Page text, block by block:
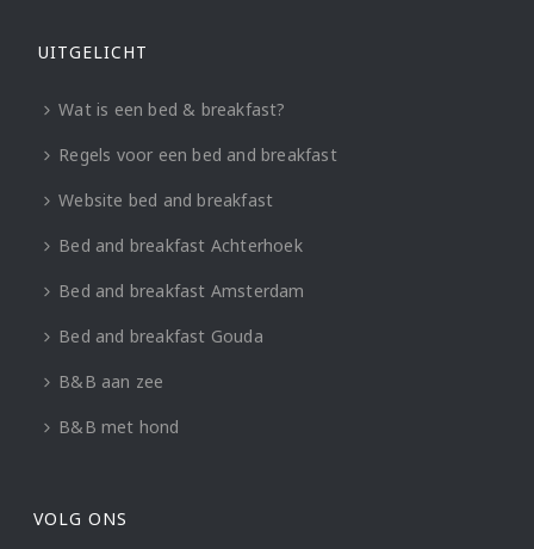
UITGELICHT
Wat is een bed & breakfast?
Regels voor een bed and breakfast
Website bed and breakfast
Bed and breakfast Achterhoek
Bed and breakfast Amsterdam
Bed and breakfast Gouda
B&B aan zee
B&B met hond
VOLG ONS